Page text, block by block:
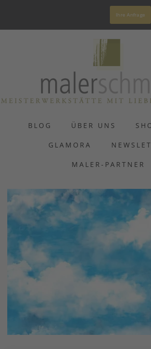
Ihre Anfrage
BLOG ÜBER UNS
GLAMORA
MALER-PARTNER